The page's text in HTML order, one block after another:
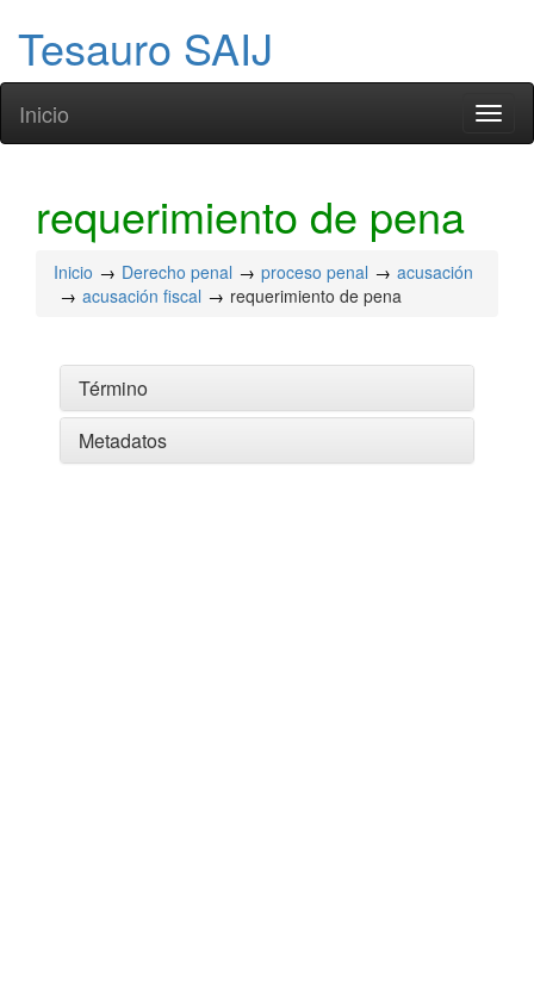
Tesauro SAIJ
Inicio
requerimiento de pena
Inicio Derecho penal proceso penal
acusación
acusación fiscal
requerimiento de pena
Término
Metadatos